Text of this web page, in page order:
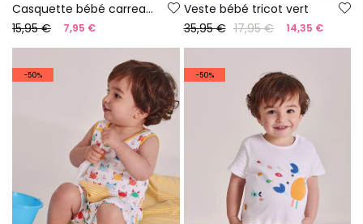
Casquette bébé carreaux verts
15,95 €
7,95 €
Veste bébé tricot vert
35,95 € 17,95 € 14,35 €
-50% -50%